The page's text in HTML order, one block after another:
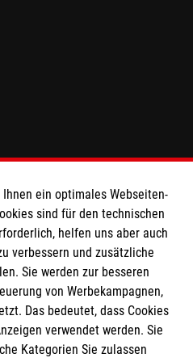
e.V.
2000 12
ein optimales Webseiten-
sind für den technischen
helfen uns aber auch
verbessern und zusätzliche
Sie werden zur besseren
von Werbekampagnen,
Das bedeutet, dass Cookies
verwendet werden. Sie
Kategorien Sie zulassen